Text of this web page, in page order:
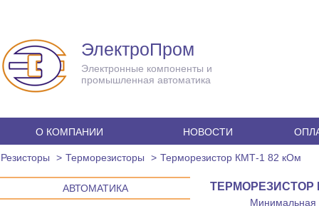
ЭлектроПром
Электронные компоненты и
промышленная автоматика
О КОМПАНИИ НОВОСТИ
Резисторы Терморезисторы Терморезистор КМТ-1 82 кОм
АВТОМАТИКА ТЕРМОРЕЗИСТОР
Минимальная